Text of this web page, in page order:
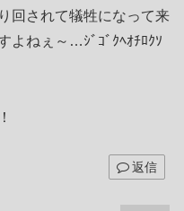
回されて犠牲になって来
よねぇ～…ｼﾞｺﾞｸﾍｵﾁﾛｸｿ
返信